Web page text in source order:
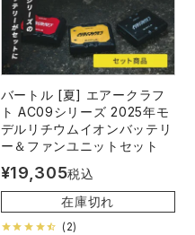
バートル [夏] エアークラフ
ト AC09シリーズ 2025年モ
デルリチウムイオンバッテリ
ー＆ファンユニットセット
¥19,305税込
在庫切れ
(2)